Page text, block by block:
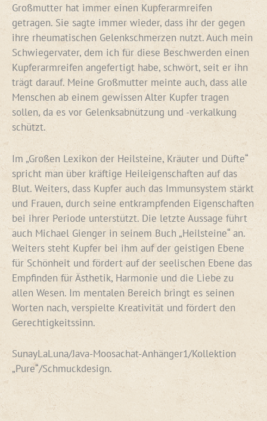
Großmutter hat immer einen Kupferarmreifen
getragen. Sie sagte immer wieder, dass ihr der gegen
ihre rheumatischen Gelenkschmerzen nutzt. Auch mein
Schwiegervater, dem ich für diese Beschwerden einen
Kupferarmreifen angefertigt habe, schwört, seit er ihn
trägt darauf. Meine Großmutter meinte auch, dass alle
Menschen ab einem gewissen Alter Kupfer tragen
sollen, da es vor Gelenksabnützung und -verkalkung
schützt.
Im „Großen Lexikon der Heilsteine, Kräuter und Düfte“
spricht man über kräftige Heileigenschaften auf das
Blut. Weiters, dass Kupfer auch das Immunsystem stärkt
und Frauen, durch seine entkrampfenden Eigenschaften
bei ihrer Periode unterstützt. Die letzte Aussage führt
auch Michael Gienger in seinem Buch „Heilsteine“ an.
Weiters steht Kupfer bei ihm auf der geistigen Ebene
für Schönheit und fördert auf der seelischen Ebene das
Empfinden für Ästhetik, Harmonie und die Liebe zu
allen Wesen. Im mentalen Bereich bringt es seinen
Worten nach, verspielte Kreativität und fördert den
Gerechtigkeitssinn.
SunayLaLuna/Java-Moosachat-Anhänger1/Kollektion
„Pure“/Schmuckdesign.